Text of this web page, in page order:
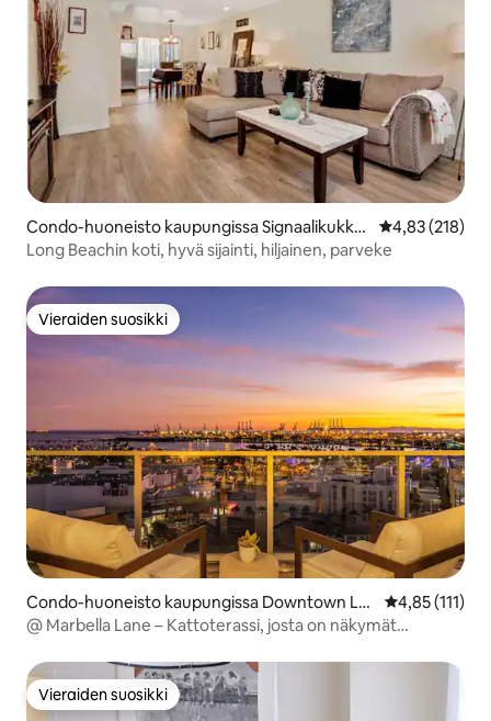
Condo-huoneisto kaupungissa Signaalikukkul
a
4,83 (218)
Long Beachin koti, hyvä sijainti, hiljainen, parveke
Vieraiden suosikki
Vieraiden suosikki
Condo-huoneisto kaupungissa Downtown Lo
ng Beach
4,85 (111)
@ Marbella Lane – Kattoterassi, josta on näkymät
Vieraiden suosikki
Vieraiden suosikki